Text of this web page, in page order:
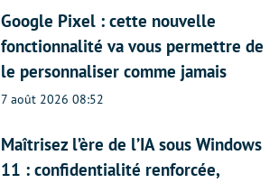
Google Pixel : cette nouvelle
fonctionnalité va vous permettre de
le personnaliser comme jamais
7 août 2026 08:52
Maîtrisez l’ère de l’IA sous Windows
11 : confidentialité renforcée,